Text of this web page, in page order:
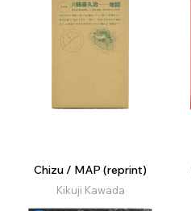
Chizu / MAP (reprint)
Kikuji Kawada